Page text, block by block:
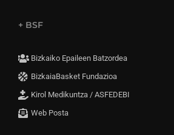
+ BSF
Bizkaiko Epaileen Batzordea
BizkaiaBasket Fundazioa
Kirol Medikuntza / ASFEDEBI
Web Posta